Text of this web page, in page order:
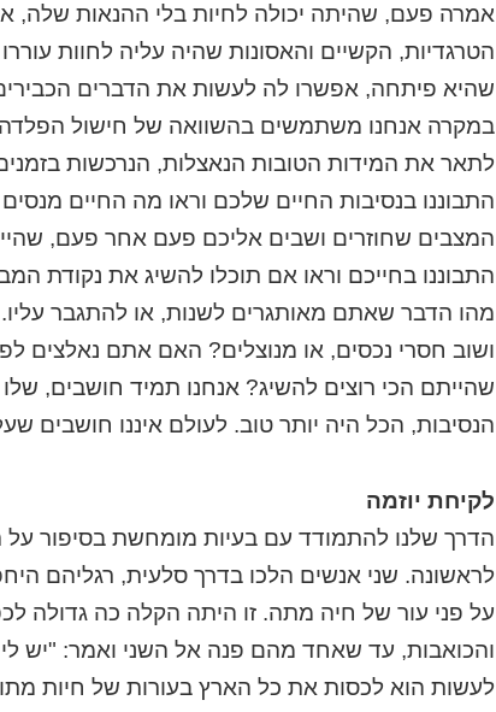
אמרה פעם, שהיתה יכולה לחיות בלי ההנאות שלה,
הטרגדיות, הקשיים והאסונות שהיה עליה לחוות
שהיא פיתחה, אפשרו לה לעשות את הדברים
במקרה אנחנו משתמשים בהשוואה של חישול הפלדה
לתאר את המידות הטובות הנאצלות, הנרכשות
התבוננו בנסיבות החיים שלכם וראו מה החיים
המצבים שחוזרים ושבים אליכם פעם אחר פעם,
התבוננו בחייכם וראו אם תוכלו להשיג את נקודת
מהו הדבר שאתם מאותגרים לשנות, או להתגבר
ושוב חסרי נכסים, או מנוצלים? האם אתם נאלצים
שהייתם הכי רוצים להשיג? אנחנו תמיד חושבים, שלו
הנסיבות, הכל היה יותר טוב. לעולם איננו חושבים
לקיחת יוזמה
הדרך שלנו להתמודד עם בעיות מומחשת בסיפור על
לראשונה. שני אנשים הלכו בדרך סלעית, רגליהם
על פני עור של חיה מתה. זו היתה הקלה כה גדולה
והכואבות, עד שאחד מהם פנה אל השני ואמר: "יש לי
לעשות הוא לכסות את כל הארץ בעורות של חיות